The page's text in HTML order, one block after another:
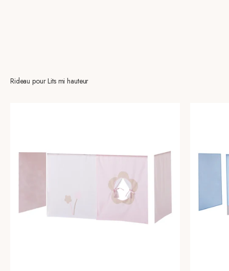
Rideau pour Lits mi hauteur